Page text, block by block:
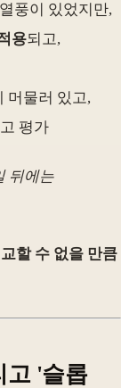
풍이 있었지만,
용되고,
머물러 있고,
평가
뒤에는
할 수 없을 만큼
고 '슬롭